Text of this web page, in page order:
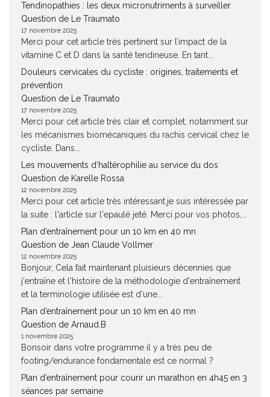
Tendinopathies : les deux micronutriments à surveiller
Question de Le Traumato
17 novembre 2025
Merci pour cet article très pertinent sur l’impact de la
vitamine C et D dans la santé tendineuse. En tant...
Douleurs cervicales du cycliste : origines, traitements et
prévention
Question de Le Traumato
17 novembre 2025
Merci pour cet article très clair et complet, notamment sur
les mécanismes biomécaniques du rachis cervical chez le
cycliste. Dans...
Les mouvements d’haltérophilie au service du dos
Question de Karelle Rossa
12 novembre 2025
Merci pour cet article très intéressant.je suis intéressée par
la suite : l'article sur l'epaulé jeté. Merci pour vos photos,...
Plan d’entraînement pour un 10 km en 40 mn
Question de Jean Claude Vollmer
12 novembre 2025
Bonjour, Cela fait maintenant pluisieurs décennies que
j'entraîne et l'histoire de la méthodologie d'entraînement
et la terminologie utilisée est d'une...
Plan d’entraînement pour un 10 km en 40 mn
Question de Arnaud.B
1 novembre 2025
Bonsoir dans votre programme il y a très peu de
footing/endurance fondamentale est ce normal ?
Plan d’entraînement pour courir un marathon en 4h45 en 3
séances par semaine